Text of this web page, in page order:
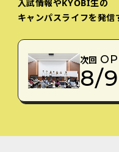
キャンパスライフを発信
次回
8/9